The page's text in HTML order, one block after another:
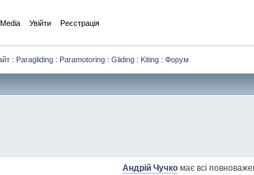
Media Увійти Реєстрація
: Paragliding : Paramotoring : Gliding : Kiting : Форум
Андрій Чучкомає всі